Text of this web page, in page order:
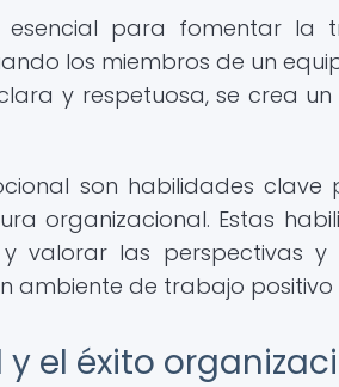
esencial para fomentar la
los miembros de un
y respetuosa, se crea
son habilidades
organizacional. Estas
valorar las perspectivas y
ambiente de trabajo
el éxito